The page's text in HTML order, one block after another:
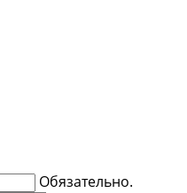
Обязательно.